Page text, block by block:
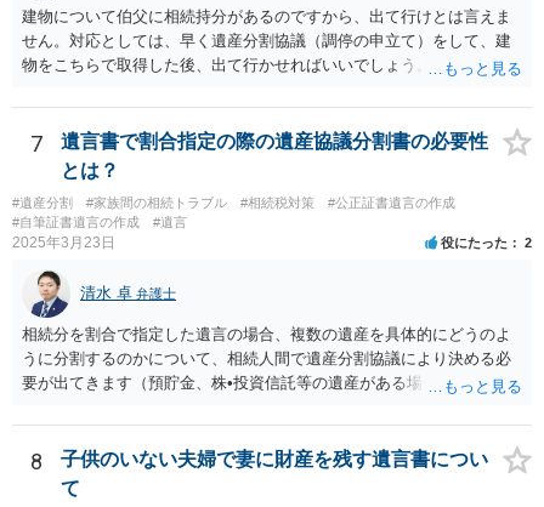
建物について伯父に相続持分があるのですから、出て行けとは言えま
せん。対応としては、早く遺産分割協議（調停の申立て）をして、建
物をこちらで取得した後、出て行かせればいいでしょう。 建物の固定
っていない部分については請求すればいいと思います。 なお、家賃に
ついては、お父様自身が遺産分割手続をしなかったのですから、あき
らめるしかないと思います。
7
遺言書で割合指定の際の遺産協議分割書の必要性
とは？
#遺産分割 #家族間の相続トラブル #相続税対策
#公正証書遺言の作成
#自筆証書遺言の作成
#遺言
2025年3月23日 役にたった 2
清水 卓 弁護士
相続分を割合で指定した遺言の場合、複数の遺産を具体的にどうのよ
うに分割するのかについて、相続人間で遺産分割協議により決める必
要が出てきます（預貯金、株•投資信託等の遺産がある場合に、どの遺
投資信託は他の相続人にというような分け方をするのか等について
は、相続人間で遺産分割協議により決める必要があります）。
8
子供のいない夫婦で妻に財産を残す遺言書につい
て